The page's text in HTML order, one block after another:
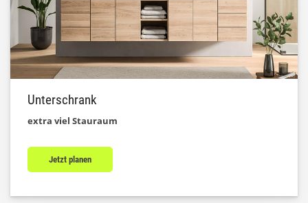
Unterschrank
extra viel Stauraum
Jetzt planen